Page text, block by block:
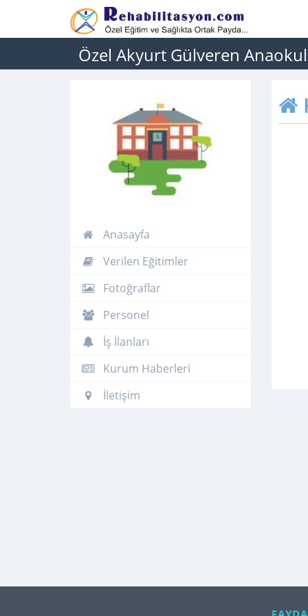
Özel Akyurt Gülveren
Anasayfa
Verilen Eğitimler
Fotoğraflar
Personel
İş İlanları
Kurum Haberleri
İletişim